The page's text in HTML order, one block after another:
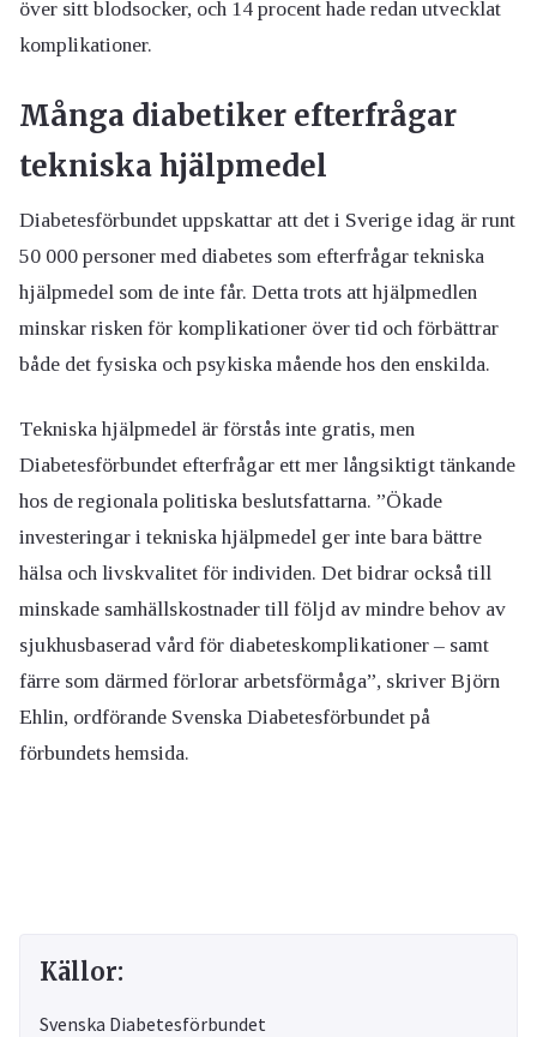
över sitt blodsocker, och 14 procent hade redan utvecklat
komplikationer.
Många diabetiker efterfrågar
tekniska hjälpmedel
Diabetesförbundet uppskattar att det i Sverige idag är runt
50 000 personer med diabetes som efterfrågar tekniska
hjälpmedel som de inte får. Detta trots att hjälpmedlen
minskar risken för komplikationer över tid och förbättrar
både det fysiska och psykiska mående hos den enskilda.
Tekniska hjälpmedel är förstås inte gratis, men
Diabetesförbundet efterfrågar ett mer långsiktigt tänkande
hos de regionala politiska beslutsfattarna. ”Ökade
investeringar i tekniska hjälpmedel ger inte bara bättre
hälsa och livskvalitet för individen. Det bidrar också till
minskade samhällskostnader till följd av mindre behov av
sjukhusbaserad vård för diabeteskomplikationer – samt
färre som därmed förlorar arbetsförmåga”, skriver Björn
Ehlin, ordförande Svenska Diabetesförbundet på
förbundets hemsida.
Källor:
Svenska Diabetesförbundet